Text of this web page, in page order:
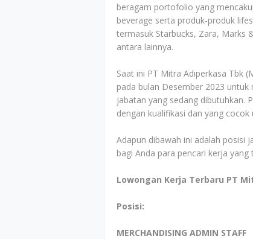
beragam portofolio yang
beverage serta produk-produk
termasuk Starbucks, Zara, Marks
antara lainnya.
Saat ini PT Mitra Adiperkasa Tbk
pada bulan Desember 2023
jabatan yang sedang dibutuhkan.
dengan kualifikasi dan yang
Adapun dibawah ini adalah posisi
bagi Anda para pencari kerja
Lowongan Kerja Terbaru PT
Posisi:
MERCHANDISING ADMIN STAFF